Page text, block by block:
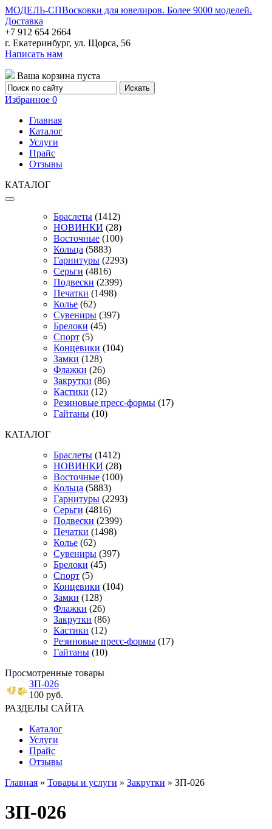
МОДЕЛЬ-СПВосковки для ювелиров. Более 9000 моделей.
Доставка
+7 912 654 2664
г. Екатеринбург, ул. Щорса, 56
Написать нам
Ваша корзина пуста
Избранное 0
Главная
Каталог
Услуги
Прайс
Отзывы
КАТАЛОГ
Браслеты (1412)
НОВИНКИ (28)
Восточные (100)
Кольца (5883)
Гарнитуры (2293)
Серьги (4816)
Подвески (2399)
Печатки (1498)
Колье (62)
Сувениры (397)
Брелоки (45)
Спорт (5)
Концевики (104)
Замки (128)
Флажки (26)
Закрутки (86)
Кастики (12)
Резиновые пресс-формы (17)
Гайтаны (10)
КАТАЛОГ
Браслеты (1412)
НОВИНКИ (28)
Восточные (100)
Кольца (5883)
Гарнитуры (2293)
Серьги (4816)
Подвески (2399)
Печатки (1498)
Колье (62)
Сувениры (397)
Брелоки (45)
Спорт (5)
Концевики (104)
Замки (128)
Флажки (26)
Закрутки (86)
Кастики (12)
Резиновые пресс-формы (17)
Гайтаны (10)
Просмотренные товары
ЗП-026
100 руб.
РАЗДЕЛЫ САЙТА
Каталог
Услуги
Прайс
Отзывы
Главная » Товары и услуги » Закрутки » ЗП-026
ЗП-026